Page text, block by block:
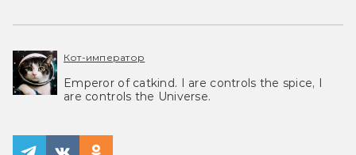
Кот-император
Emperor of catkind. I are controls the spice, I
are controls the Universe.